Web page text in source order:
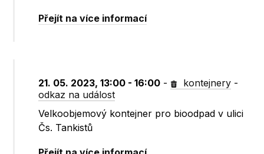
Přejít na více informací
21. 05. 2023, 13:00 - 16:00 - kontejnery -
odkaz na událost
Velkoobjemový kontejner pro bioodpad v ulici
Čs. Tankistů